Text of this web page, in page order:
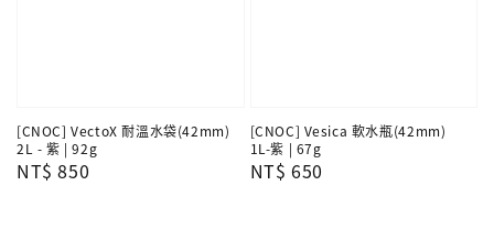
[CNOC] VectoX 耐溫水袋(42mm)
2L - 紫 | 92g
Regular
NT$ 850
[CNOC] Vesica 軟水瓶(42mm)
1L-紫 | 67g
Regular
NT$ 650